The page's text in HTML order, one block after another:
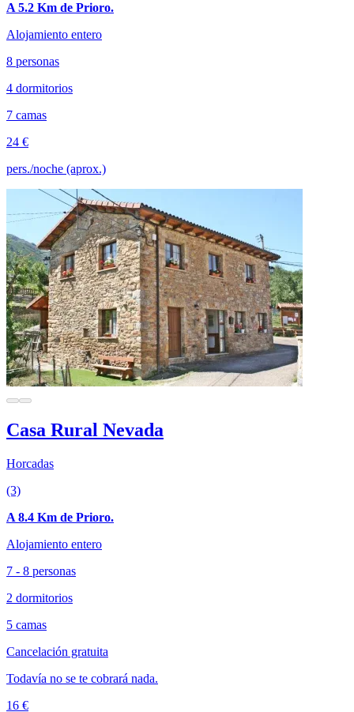
A 5.2 Km de Prioro.
Alojamiento entero
8 personas
4 dormitorios
7 camas
24 €
pers./noche (aprox.)
Casa Rural Nevada
Horcadas
(3)
A 8.4 Km de Prioro.
Alojamiento entero
7 - 8 personas
2 dormitorios
5 camas
Cancelación gratuita
Todavía no se te cobrará nada.
16 €